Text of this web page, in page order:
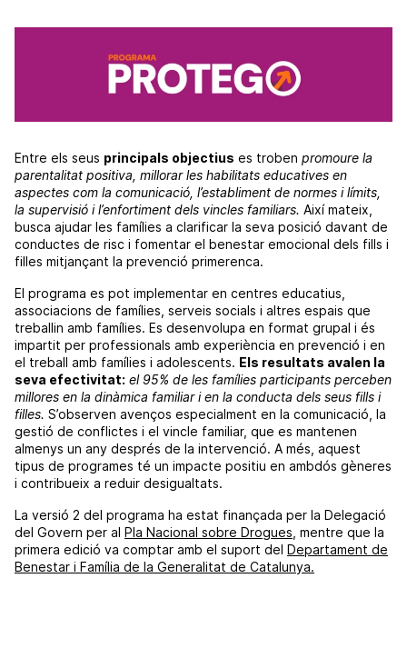
Entre els seus principals objectius es troben promoure la
parentalitat positiva, millorar les habilitats educatives en
aspectes com la comunicació, l’establiment de normes i límits,
la supervisió i l’enfortiment dels vincles familiars. Així mateix,
busca ajudar les famílies a clarificar la seva posició davant de
conductes de risc i fomentar el benestar emocional dels fills i
filles mitjançant la prevenció primerenca.
El programa es pot implementar en centres educatius,
associacions de famílies, serveis socials i altres espais que
treballin amb famílies. Es desenvolupa en format grupal i és
impartit per professionals amb experiència en prevenció i en
el treball amb famílies i adolescents. Els resultats avalen la
seva efectivitat: el 95% de les famílies participants perceben
millores en la dinàmica familiar i en la conducta dels seus fills i
filles. S’observen avenços especialment en la comunicació, la
gestió de conflictes i el vincle familiar, que es mantenen
almenys un any després de la intervenció. A més, aquest
tipus de programes té un impacte positiu en ambdós gèneres
i contribueix a reduir desigualtats.
La versió 2 del programa ha estat finançada per la Delegació
del Govern per al Pla Nacional sobre Drogues, mentre que la
primera edició va comptar amb el suport del Departament de
Benestar i Família de la Generalitat de Catalunya.